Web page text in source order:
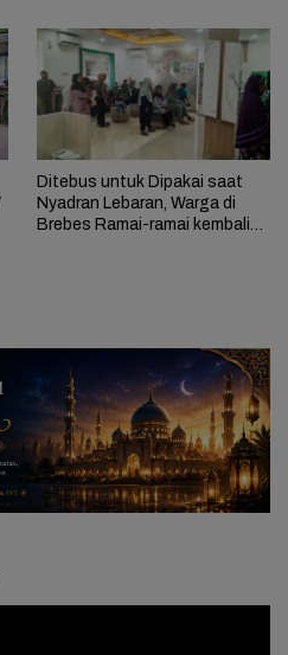
Ditebus untuk Dipakai saat
Nyadran Lebaran, Warga di
Brebes Ramai-ramai kembali